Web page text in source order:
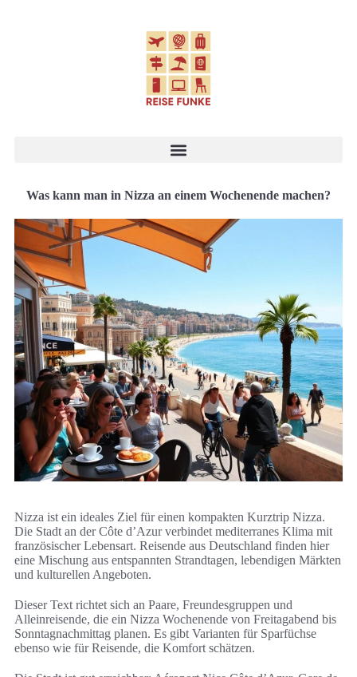
Was kann man in Nizza an einem Wochenende machen?
Nizza ist ein ideales Ziel für einen kompakten Kurztrip Nizza.
Die Stadt an der Côte d’Azur verbindet mediterranes Klima mit
französischer Lebensart. Reisende aus Deutschland finden hier
eine Mischung aus entspannten Strandtagen, lebendigen Märkten
und kulturellen Angeboten.
Dieser Text richtet sich an Paare, Freundesgruppen und
Alleinreisende, die ein Nizza Wochenende von Freitagabend bis
Sonntagnachmittag planen. Es gibt Varianten für Sparfüchse
ebenso wie für Reisende, die Komfort schätzen.